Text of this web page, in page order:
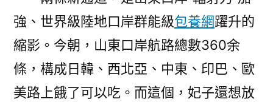
強、世界級陸地口岸群能級包養網躍升的
縮影。今朝，山東口岸航路總數360余
條，構成日韓、西北亞、中東、印巴、歐
美路上餓了可以吃。而這個，妃子還想放